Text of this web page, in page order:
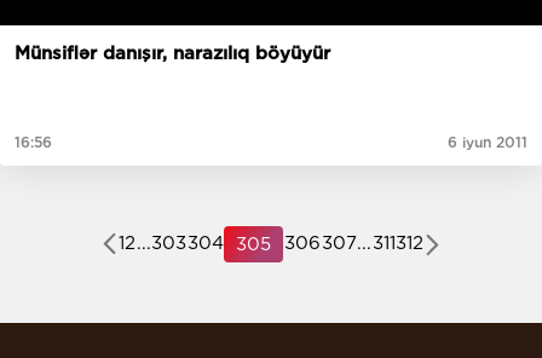
Münsiflər danışır, narazılıq böyüyür
16:56 6 iyun 2011
12...303304 305 306307...311312